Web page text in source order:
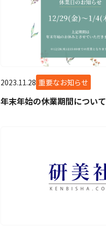
2023.11.28 重要なお知らせ
年末年始の休業期間について